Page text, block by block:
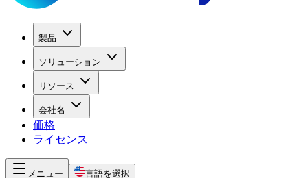
製品
ソリューション
リソース
会社名
価格
ライセンス
メニュー 言語を選択